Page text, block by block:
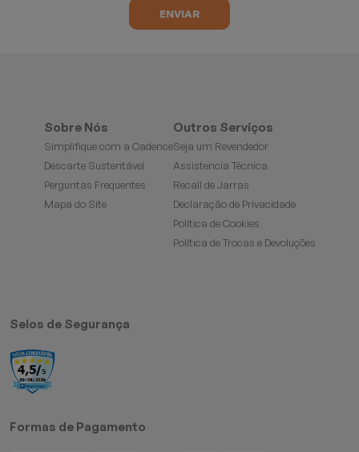
Sobre Nós
Simplifique com a Cadence
Descarte Sustentável
Perguntas Frequentes
Mapa do Site
Outros Serviços
Seja um Revendedor
Assistencia Técnica
Recall de Jarras
Declaração de Privacidade
Política de Cookies
Política de Trocas e Devoluções
Selos de Segurança
Formas de Pagamento